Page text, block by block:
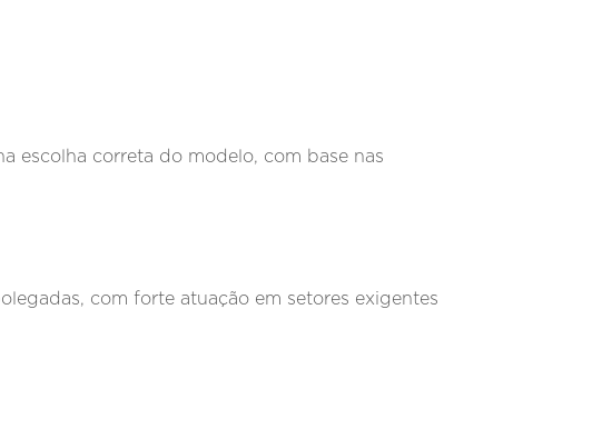
escolha correta do modelo, com base nas
com forte atuação em setores exigentes